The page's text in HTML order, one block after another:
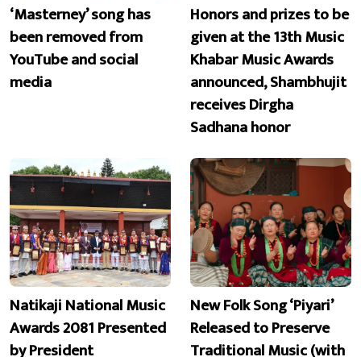
‘Masterney’ song has
been removed from
YouTube and social
media
Honors and prizes to be
given at the 13th Music
Khabar Music Awards
announced, Shambhujit
receives Dirgha
Sadhana honor
Natikaji National Music
Awards 2081 Presented
by President
New Folk Song ‘Piyari’
Released to Preserve
Traditional Music (with